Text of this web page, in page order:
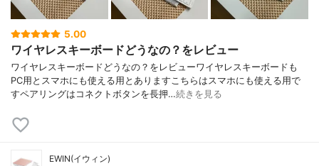
5.00
ワイヤレスキーボードどうなの？をレビュー
ワイヤレスキーボードどうなの？をレビューワイヤレスキーボードも
PC用とスマホにも使える用とありますこちらはスマホにも使える用で
すペアリングはコネクトボタンを長押…続きを見る
EWIN(イウィン)